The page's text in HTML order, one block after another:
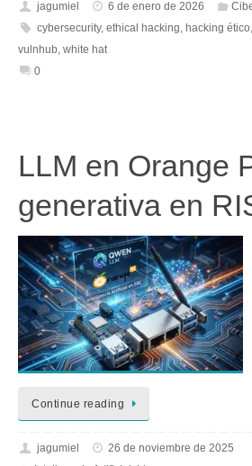
jagumiel 6 de enero de 2026
cybersecurity, ethical hacking, hacking ético,
vulnhub, white hat
0
LLM en Orange
generativa en
Continue reading
jagumiel
26 de noviembre de 2025